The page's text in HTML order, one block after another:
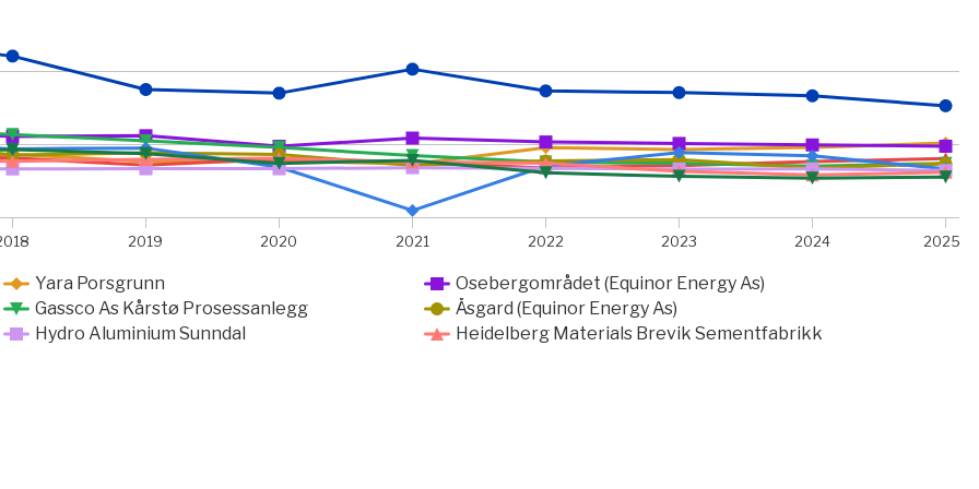
01-01 00:00:00 to 2025-01-01 00:00:00.
91825.42 to 2418697.5.
2019 2020 2021 2022 2023 2024 2025
Yara Porsgrunn
Osebergområdet (Equinor Energy As)
Gassco As Kårstø Prosessanlegg
Åsgard (Equinor Energy As)
Hydro Aluminium Sunndal
Heidelberg Materials Brevik Sementfabrikk